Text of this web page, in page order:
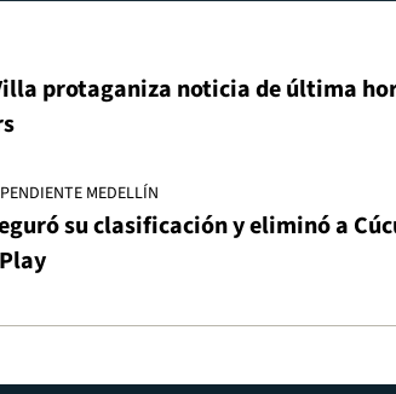
protaganiza noticia de última
MEDELLÍN
su clasificación y eliminó a